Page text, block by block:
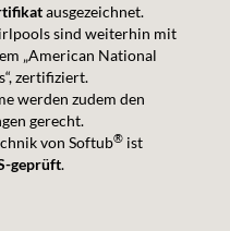
ausgezeichnet.
sind weiterhin mit
„American National
zertifiziert.
werden zudem den
gerecht.
von Softub®ist
geprüft.